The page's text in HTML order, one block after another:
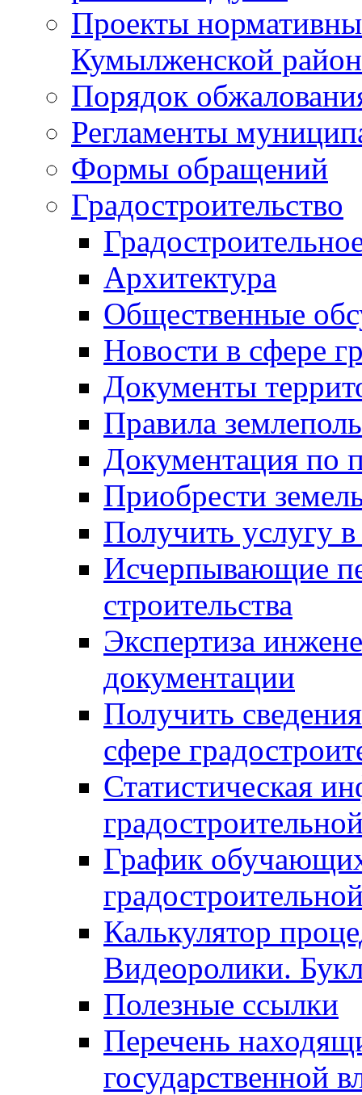
Проекты
Кумылженской
Порядок
Регламенты
Формы обращений
Градостроительство
Архитектура
Общественные
Новости в сфере
Документы
Правила
Документация по
Приобрести
Получить услугу в
Исчерпывающие
строительства
Экспертиза
документации
Получить
сфере
Статистическая
График
Калькулятор
Видеоролики.
Полезные ссылки
Перечень
государственной